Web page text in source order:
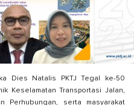
Dies Natalis PKTJ Tegal ke-50
Keselamatan Transportasi Jalan,
Perhubungan, serta masyarakat